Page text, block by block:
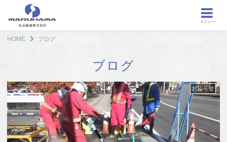
メニュー
HOME ブログ
ブログ
お知らせ